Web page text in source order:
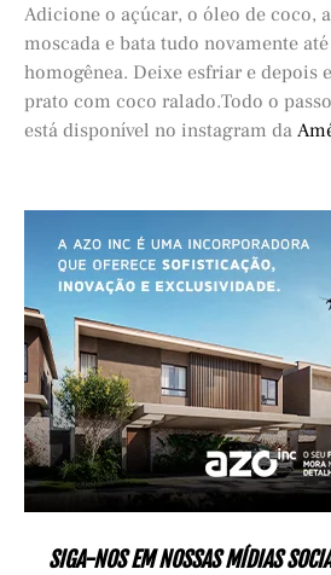
Adicione o açúcar, o óleo de coco,
moscada e bata tudo novamente
homogênea. Deixe esfriar e depois
prato com coco ralado.Todo o
está disponível no instagram da
SIGA-NOS EM NOSSAS MÍDIAS